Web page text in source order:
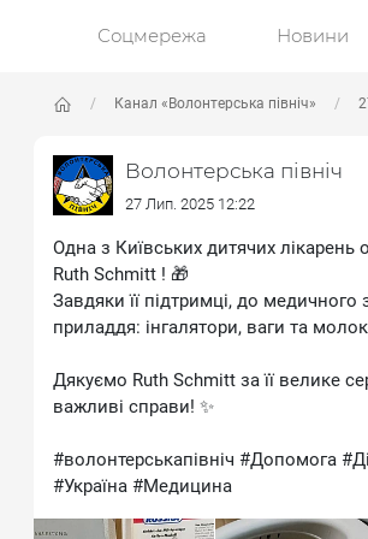
Соцмережа Новини
Канал «Волонтерська північ»
Волонтерська північ
27 Лип. 2025 12:22
Одна з Київських дитячих лікарень
Ruth Schmitt ! 🎁
Завдяки її підтримці, до
приладдя: інгалятори, ваги та
Дякуємо Ruth Schmitt за її велике
важливі справи! ✨
#волонтерськапівніч #Допомога
#Україна #Медицина